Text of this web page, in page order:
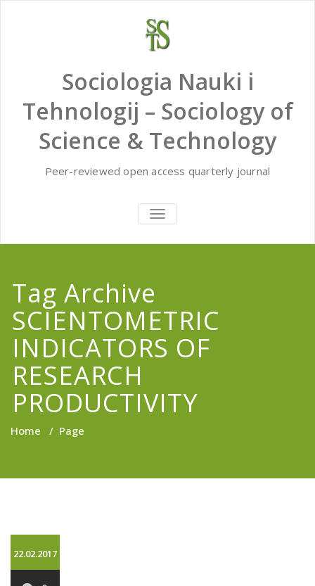
Sociologia Nauki i
Tehnologij – Sociology of
Science & Technology
Peer-reviewed open access quarterly journal
TOGGLE
NAVIGATION
Tag Archive
SCIENTOMETRIC
INDICATORS OF
RESEARCH
PRODUCTIVITY
Home / Page
22.02.2017